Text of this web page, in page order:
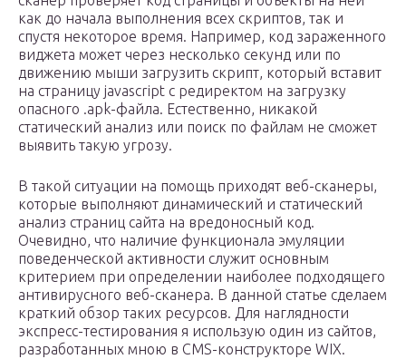
как до начала выполнения всех скриптов, так и
спустя некоторое время. Например, код зараженного
виджета может через несколько секунд или по
движению мыши загрузить скрипт, который вставит
на страницу javascript с редиректом на загрузку
опасного .apk-файла. Естественно, никакой
статический анализ или поиск по файлам не сможет
выявить такую угрозу.
В такой ситуации на помощь приходят веб-сканеры,
которые выполняют динамический и статический
анализ страниц сайта на вредоносный код.
Очевидно, что наличие функционала эмуляции
поведенческой активности служит основным
критерием при определении наиболее подходящего
антивирусного веб-сканера. В данной статье сделаем
краткий обзор таких ресурсов. Для наглядности
экспресс-тестирования я использую один из сайтов,
разработанных мною в CMS-конструкторе WIX.